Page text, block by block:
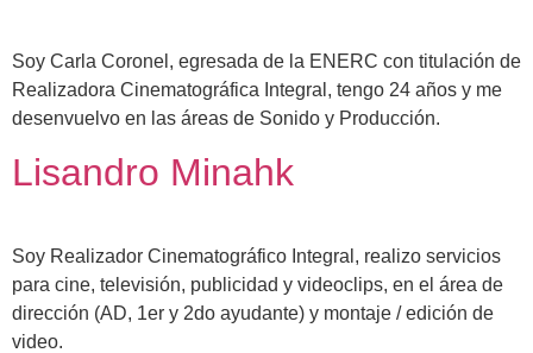
Soy Carla Coronel, egresada de la ENERC con titulación de
Realizadora Cinematográfica Integral, tengo 24 años y me
desenvuelvo en las áreas de Sonido y Producción.
Lisandro Minahk
Soy Realizador Cinematográfico Integral, realizo servicios
para cine, televisión, publicidad y videoclips, en el área de
dirección (AD, 1er y 2do ayudante) y montaje / edición de
video.